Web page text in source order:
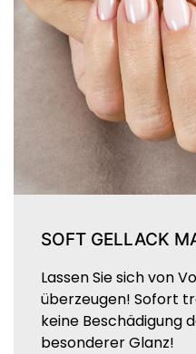
SOFT GELLACK
Lassen Sie sich von
überzeugen! Sofort
keine Beschädigung
besonderer Glanz!